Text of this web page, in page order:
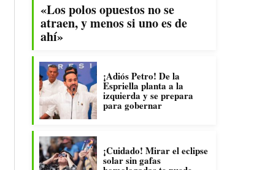
«Los polos opuestos no se
atraen, y menos si uno es de
ahí»
¡Adiós Petro! De la
Espriella planta a la
izquierda y se prepara
para gobernar
¡Cuidado! Mirar el eclipse
solar sin gafas